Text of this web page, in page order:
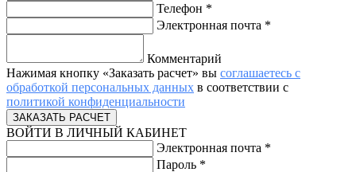
Телефон *
Электронная почта *
Комментарий
Нажимая кнопку «Заказать расчет» вы соглашаетесь с
обработкой персональных данных в соответствии с
политикой конфиденциальности
ВОЙТИ В ЛИЧНЫЙ КАБИНЕТ
Электронная почта *
Пароль *